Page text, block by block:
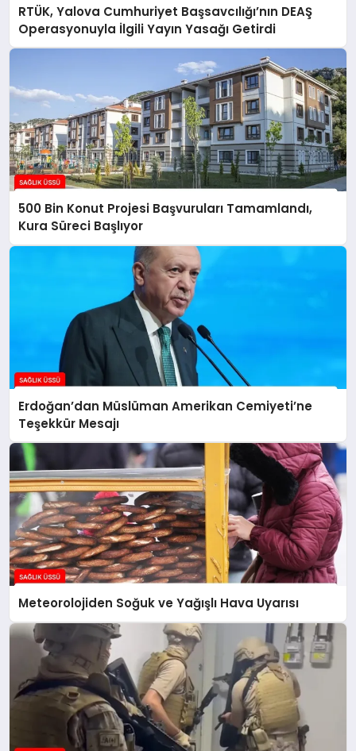
RTÜK, Yalova Cumhuriyet Başsavcılığı’nın DEAŞ
Operasyonuyla İlgili Yayın Yasağı Getirdi
500 Bin Konut Projesi Başvuruları Tamamlandı,
Kura Süreci Başlıyor
Erdoğan’dan Müslüman Amerikan Cemiyeti’ne
Teşekkür Mesajı
Meteorolojiden Soğuk ve Yağışlı Hava Uyarısı